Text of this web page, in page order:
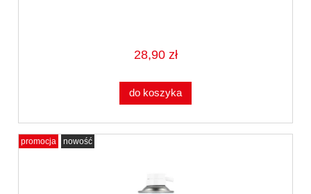
28,90 zł
do koszyka
promocja nowość